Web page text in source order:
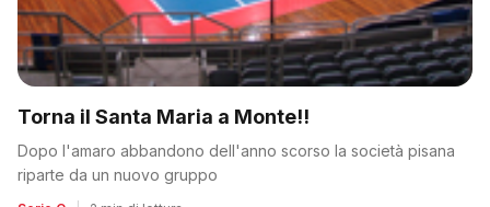
Torna il Santa Maria a Monte!!
Dopo l'amaro abbandono dell'anno scorso la società pisana
riparte da un nuovo gruppo